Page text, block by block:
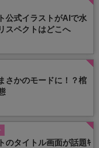
公式イラストがAIで水
スペクトはどこへ
さかのモードに！？棺
のタイトル画面が話題ｷ